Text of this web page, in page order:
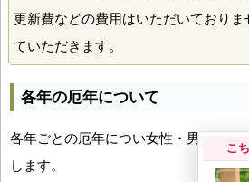
更新費などの費用はいただいており
ていただきます。
各年の厄年について
各年ごとの厄年につい女性・男性の年
します。
こ